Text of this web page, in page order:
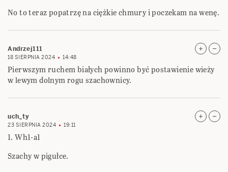
No to teraz popatrzę na ciężkie chmury i poczekam na wenę.
Andrzej111
18 SIERPNIA 2024 14:48
Pierwszym ruchem białych powinno być postawienie wieży
w lewym dolnym rogu szachownicy.
uch_ty
23 SIERPNIA 2024 19:11
1. Wh1-a1
Szachy w pigułce.